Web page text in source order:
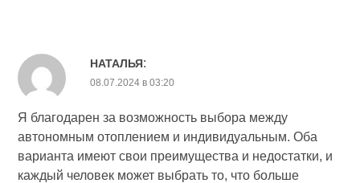
НАТАЛЬЯ:
08.07.2024 в 03:20
Я благодарен за возможность выбора между
автономным отоплением и индивидуальным. Оба
варианта имеют свои преимущества и недостатки, и
каждый человек может выбрать то, что больше